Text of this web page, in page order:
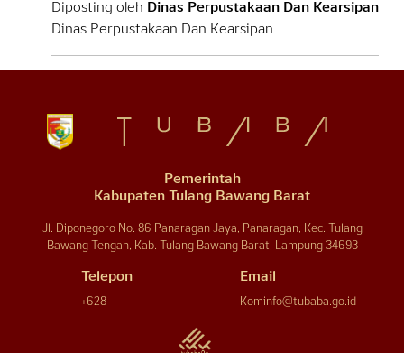
Diposting oleh Dinas Perpustakaan Dan Kearsipan
Dinas Perpustakaan Dan Kearsipan
Pemerintah
Kabupaten Tulang Bawang Barat
Jl. Diponegoro No. 86 Panaragan Jaya, Panaragan, Kec. Tulang
Bawang Tengah, Kab. Tulang Bawang Barat, Lampung 34693
Telepon
+628 -
Email
Kominfo@tubaba.go.id